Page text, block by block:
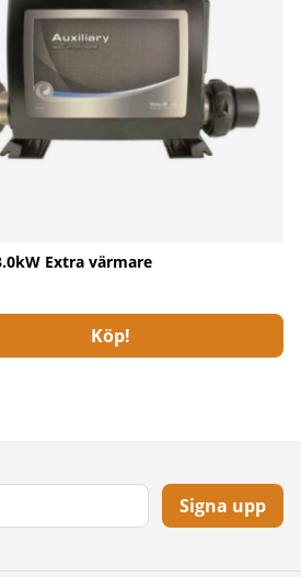
Extra värmare
Köp!
Signa upp